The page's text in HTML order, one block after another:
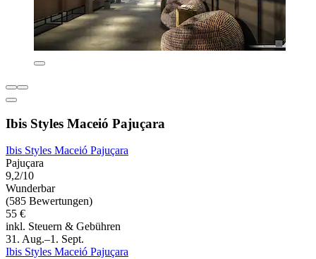
Ibis Styles Maceió Pajuçara
Ibis Styles Maceió Pajuçara
Pajuçara
9,2/10
Wunderbar
(585 Bewertungen)
55 €
inkl. Steuern & Gebühren
31. Aug.–1. Sept.
Ibis Styles Maceió Pajuçara